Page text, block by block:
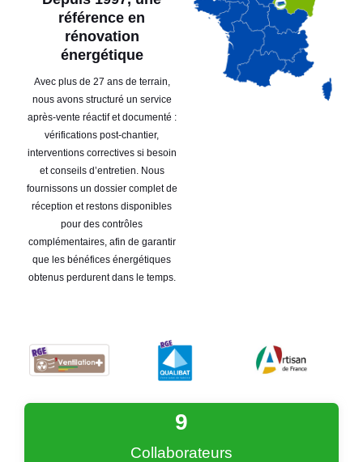
référence en
rénovation
énergétique
Avec plus de 27 ans de terrain,
nous avons structuré un service
après-vente réactif et documenté :
vérifications post-chantier,
interventions correctives si besoin
et conseils d’entretien. Nous
fournissons un dossier complet de
réception et restons disponibles
pour des contrôles
complémentaires, afin de garantir
que les bénéfices énergétiques
obtenus perdurent dans le temps.
Collaborateurs
9